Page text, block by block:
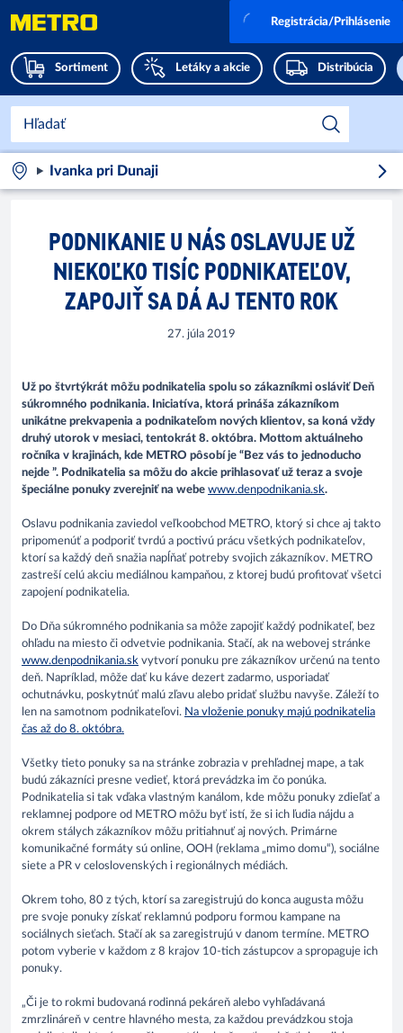
Sortiment Letáky a akcie Distribúcia
Registrácia/Prihlásenie
Ivanka pri Dunaji
PODNIKANIE U NÁS OSLAVUJE UŽ
NIEKOĽKO TISÍC PODNIKATEĽOV,
ZAPOJIŤ SA DÁ AJ TENTO ROK
27. júla 2019
Už po štvrtýkrát môžu podnikatelia spolu so zákazníkmi osláviť Deň
súkromného podnikania. Iniciatíva, ktorá prináša zákazníkom
unikátne prekvapenia a podnikateľom nových klientov, sa koná vždy
druhý utorok v mesiaci, tentokrát 8. októbra. Mottom aktuálneho
ročníka v krajinách, kde METRO pôsobí je “Bez vás to jednoducho
nejde ”. Podnikatelia sa môžu do akcie prihlasovať už teraz a svoje
špeciálne ponuky zverejniť na webe www.denpodnikania.sk.
Oslavu podnikania zaviedol veľkoobchod METRO, ktorý si chce aj takto
pripomenúť a podporiť tvrdú a poctivú prácu všetkých podnikateľov,
ktorí sa každý deň snažia napĺňať potreby svojich zákazníkov. METRO
zastreší celú akciu mediálnou kampaňou, z ktorej budú profitovať všetci
zapojení podnikatelia.
Do Dňa súkromného podnikania sa môže zapojiť každý podnikateľ, bez
ohľadu na miesto či odvetvie podnikania. Stačí, ak na webovej stránke
www.denpodnikania.sk vytvorí ponuku pre zákazníkov určenú na tento
deň. Napríklad, môže dať ku káve dezert zadarmo, usporiadať
ochutnávku, poskytnúť malú zľavu alebo pridať službu navyše. Záleží to
len na samotnom podnikateľovi. Na vloženie ponuky majú podnikatelia
čas až do 8. októbra.
Všetky tieto ponuky sa na stránke zobrazia v prehľadnej mape, a tak
budú zákazníci presne vedieť, ktorá prevádzka im čo ponúka.
Podnikatelia si tak vďaka vlastným kanálom, kde môžu ponuky zdieľať a
reklamnej podpore od METRO môžu byť istí, že si ich ľudia nájdu a
okrem stálych zákazníkov môžu pritiahnuť aj nových. Primárne
komunikačné formáty sú online, OOH (reklama „mimo domu“), sociálne
siete a PR v celoslovenských i regionálnych médiách.
Okrem toho, 80 z tých, ktorí sa zaregistrujú do konca augusta môžu
pre svoje ponuky získať reklamnú podporu formou kampane na
sociálnych sieťach. Stačí ak sa zaregistrujú v danom termíne. METRO
potom vyberie v každom z 8 krajov 10-tich zástupcov a spropaguje ich
ponuky.
„Či je to rokmi budovaná rodinná pekáreň alebo vyhľadávaná
zmrzlináreň v centre hlavného mesta, za každou prevádzkou stoja